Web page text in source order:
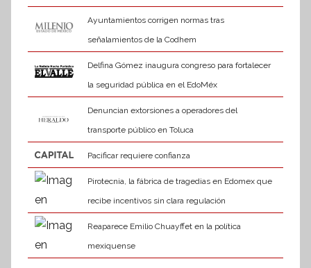
Ayuntamientos corrigen normas tras
señalamientos de la Codhem
Delfina Gómez inaugura congreso para fortalecer
la seguridad pública en el EdoMéx
Denuncian extorsiones a operadores del
transporte público en Toluca
Pacificar requiere confianza
Pirotecnia, la fábrica de tragedias en Edomex que
recibe incentivos sin clara regulación
Reaparece Emilio Chuayffet en la política
mexiquense